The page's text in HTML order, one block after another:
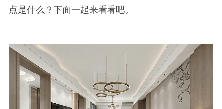
点是什么？下面一起来看看吧。